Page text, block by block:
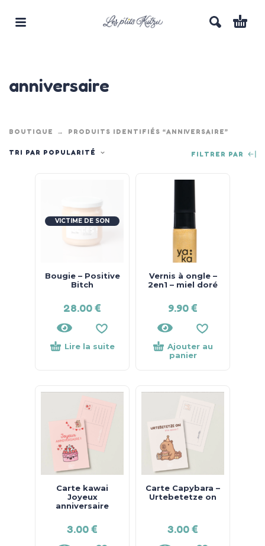
anniversaire
BOUTIQUE PRODUITS IDENTIFIÉS “ANNIVERSAIRE”
TRI PAR POPULARITÉ FILTRER PAR
VICTIME DE SON
SUCCÈS !
Bougie – Positive
Bitch
28.00€
Lire la suite
Vernis à ongle –
2en1 – miel doré
9.90€
Ajouter au
panier
Carte kawai
Joyeux
anniversaire
3.00€
Carte Capybara –
Urtebetetze on
3.00€